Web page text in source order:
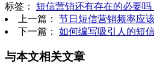
标签： 短信营销还有存在的必要吗
上一篇： 节日短信营销频率应
下一篇： 如何编写吸引人的短
与本文相关文章